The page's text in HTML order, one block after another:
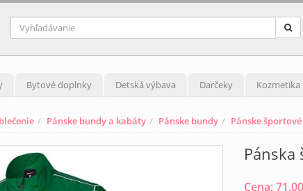
Bytové doplnky Detská výbava Darčeky Kozmetika
Pánske bundy a kabáty Pánske bundy Pánske
Pánska
Cena:71.00